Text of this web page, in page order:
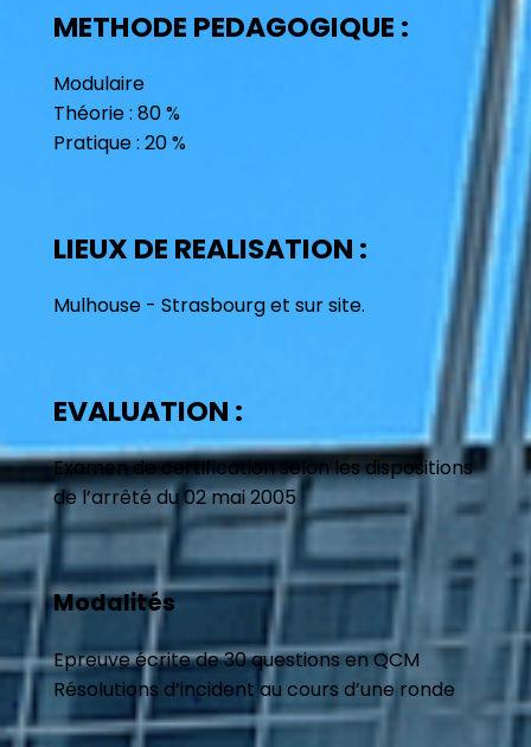
METHODE PEDAGOGIQUE :
Modulaire
Théorie : 80 %
Pratique : 20 %
LIEUX DE REALISATION :
Mulhouse - Strasbourg et sur site.
EVALUATION :
Examen de certification selon les dispositions
de l’arrêté du 02 mai 2005
Modalités
Epreuve écrite de 30 questions en QCM
Résolutions d’incident au cours d’une ronde